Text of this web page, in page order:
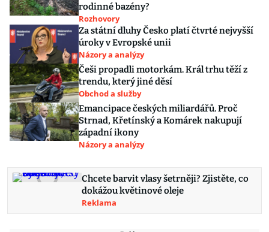
rodinné bazény?
Rozhovory
Za státní dluhy Česko platí čtvrté nejvyšší
úroky v Evropské unii
Názory a analýzy
Češi propadli motorkám. Král trhu těží z
trendu, který jiné děsí
Obchod a služby
Emancipace českých miliardářů. Proč
Strnad, Křetínský a Komárek nakupují
západní ikony
Názory a analýzy
Chcete barvit vlasy šetrněji? Zjistěte, co
dokážou květinové oleje
Reklama